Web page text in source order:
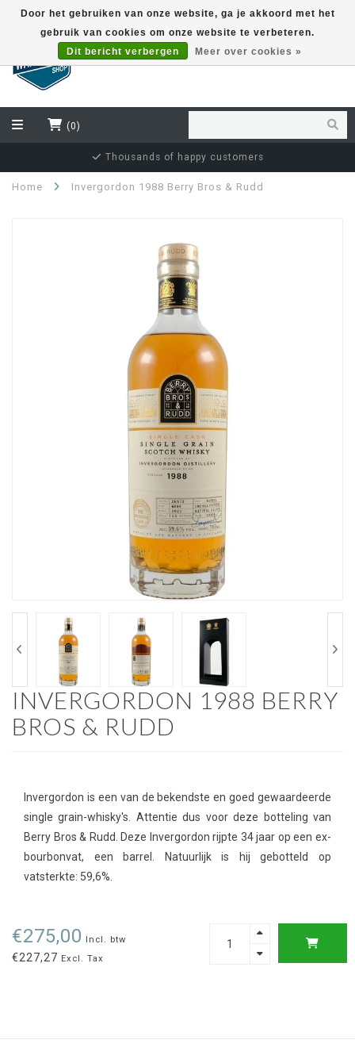
(0)
Thousands of happy customers
Home Invergordon 1988 Berry Bros & Rudd
INVERGORDON 1988 BERRY
BROS & RUDD
Invergordon is een van de bekendste en goed gewaardeerde
single grain-whisky's. Attentie dus voor deze botteling van
Berry Bros & Rudd. Deze Invergordon rijpte 34 jaar op een ex-
bourbonvat, een barrel. Natuurlijk is hij gebotteld op
vatsterkte: 59,6%.
€275,00 Incl. btw
€227,27 Excl. Tax
Door het gebruiken van onze website, ga je akkoord met het
gebruik van cookies om onze website te verbeteren.
Dit bericht verbergen
Meer over cookies »